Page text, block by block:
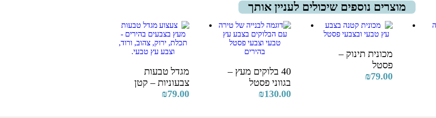
הסניפים שלנו
קריית טבעון (ככר בן גוריון 1) | רמת השרון (אוסישקין 51) | תל
מוצרים נוספים שיכולים לעניין אותך
מכונית תינוק –
פסטל
₪79.00
40 בלוקים מעץ –
בגווני פסטל
₪130.00
מגדל טבעות
צבעוניות – קטן
₪79.00